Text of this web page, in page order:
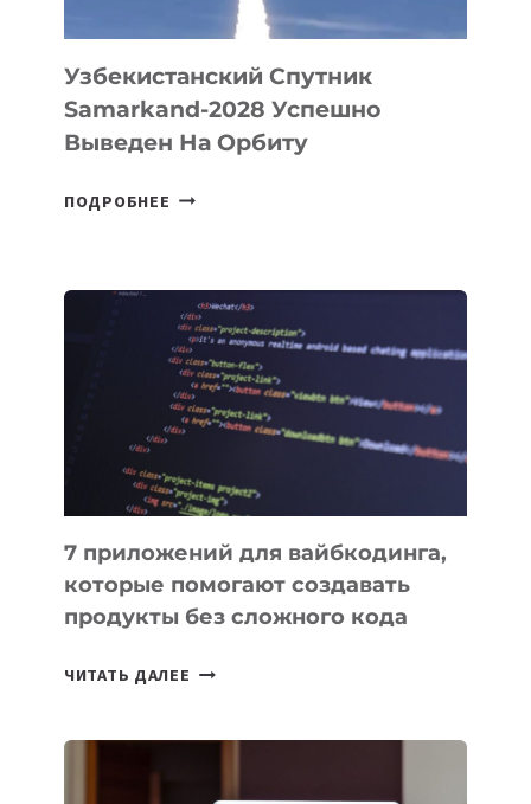
Узбекистанский Спутник
Samarkand-2028 Успешно
Выведен На Орбиту
ПОДРОБНЕЕ УЗБЕКИСТАНСКИЙ
УСПЕШНО
ВЫВЕДЕН
НА
ОРБИТУ
7 приложений для вайбкодинга,
которые помогают создавать
продукты без сложного кода
ЧИТАТЬ ДАЛЕЕ